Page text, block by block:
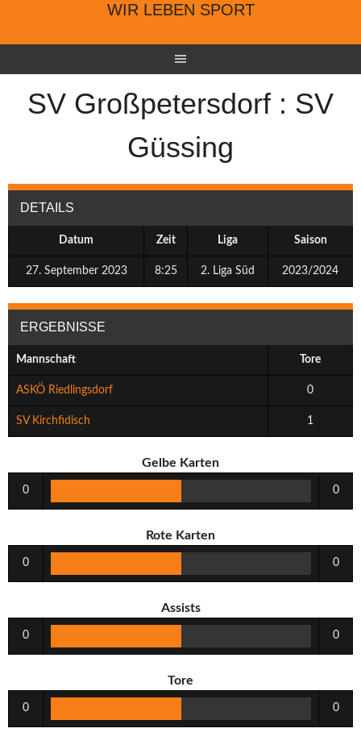
WIR LEBEN SPORT
SV Großpetersdorf : SV
Güssing
DETAILS
Datum Zeit Liga Saison
27. September 2023 8:25 2. Liga Süd 2023/2024
ERGEBNISSE
Mannschaft Tore
ASKÖ Riedlingsdorf 0
SV Kirchfidisch 1
Gelbe Karten
0 0
Rote Karten
0 0
Assists
0 0
Tore
0 0